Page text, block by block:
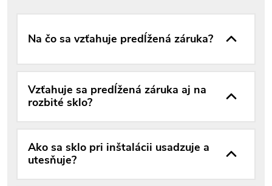
Na čo sa vzťahuje predĺžená záruka?
Vzťahuje sa predĺžená záruka aj na
rozbité sklo?
Ako sa sklo pri inštalácii usadzuje a
utesňuje?